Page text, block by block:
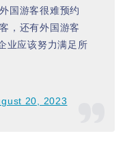
国游客很难预约
，还有外国游客
业应该努力满足所
20, 2023